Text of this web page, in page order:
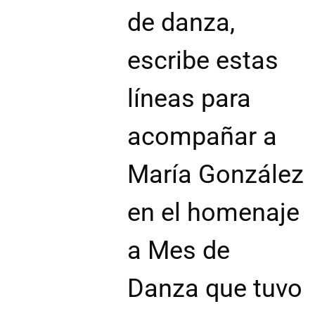
de danza,
escribe estas
líneas para
acompañar a
María González
en el homenaje
a Mes de
Danza que tuvo